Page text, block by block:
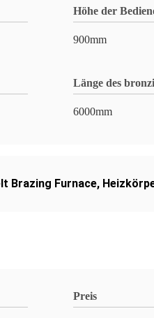
Höhe der
900mm
Länge des
6000mm
Brazing Furnace,
Preis